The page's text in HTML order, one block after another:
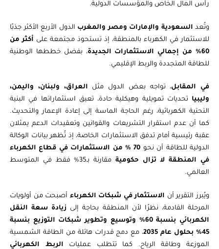
رأس المال الخاص والمؤسسات الدولية.
وتُعدالسعودية والإمارات ومصر والمغربالدول الأربع الأكثر جذبًا
للاستثمار في الكهرباء بالمنطقة، إذ تستحوذ مجتمعة على أكثر من
60% من إجمالي الاستثمارات الجديدة
، بفضل خططها الوطنية
للطاقة المتجددة والربط الإقليمي.
في المقابل، تواجه بعض الدول مثلالعراق، ولبنان، واليمن،
وليبياتحديات تمويلية وهيكلية حادة، تعيق استثماراتها في البنية
التحتية الكهربائية، رغم الحاجة الماسة إلى إعادة الإعمار والتحديث.
كما أن عدم استقرار التشريعات والقوانين وتعقيدات الدعم يمثلان
عقبة رئيسية أمام تدفق الاستثمارات الخاصة، إذ تُظهر بيانات الوكالة
الدولية للطاقة أن نحو
70 % من الاستثمارات في قطاع الكهرباء
في المنطقة لا تزال حكومية
مقارنة بـ35% فقط في المتوسط
العالمي.
ويُبرز التقرير أنالاستثمار في شبكات الكهرباءأصبحت من أولويات
المرحلة القادمة، نظرًا لأن المنطقة بحاجة إلى زيادة سعة النقل
الكهربائي بنسبة 60% وتوسيع وتطوير شبكات التوزيع بنسبة
45% بحلول عام 2035
، مع دمج قدرات هائلة من الطاقة الشمسية
الموزعة وطاقة الرياح. كما تتطلب عمليات
الربط الكهربائي